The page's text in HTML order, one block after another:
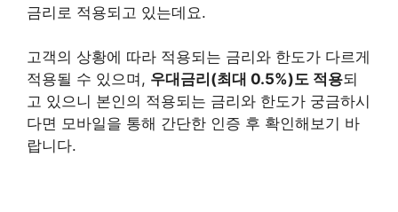
금리로 적용되고 있는데요.
고객의 상황에 따라 적용되는 금리와 한도가 다르게
적용될 수 있으며, 우대금리(최대 0.5%)도 적용되
고 있으니 본인의 적용되는 금리와 한도가 궁금하시
다면 모바일을 통해 간단한 인증 후 확인해보기 바
랍니다.